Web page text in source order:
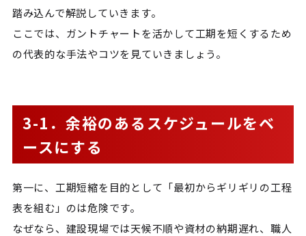
踏み込んで解説していきます。
ここでは、ガントチャートを活かして工期を短くするため
の代表的な手法やコツを見ていきましょう。
3-1．余裕のあるスケジュールをベ
ースにする
第一に、工期短縮を目的として「最初からギリギリの工程
表を組む」のは危険です。
なぜなら、建設現場では天候不順や資材の納期遅れ、職人